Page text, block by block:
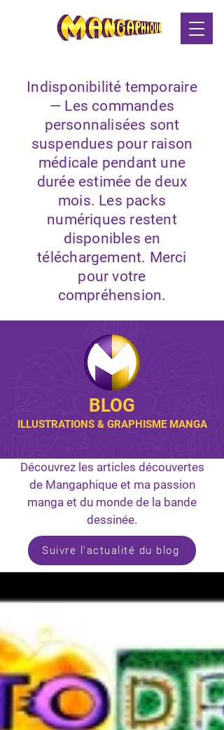
Indisponibilité temporaire
— Les commandes
personnalisées sont
suspendues pour raison
médicale pendant une
durée estimée de deux
mois. Les packs
numériques restent
disponibles en
téléchargement. Merci
pour votre
compréhension.
BLOG
ILLUSTRATIONS & GRAPHISME MANGA
Découvrez les articles découvertes
de Mangaphique et ma passion
manga et du monde de la bande
dessinée.
Suivre l'actualité du blog